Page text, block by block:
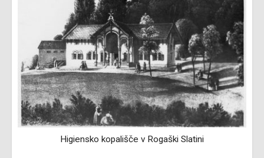
Higiensko kopališče v Rogaški Slatini